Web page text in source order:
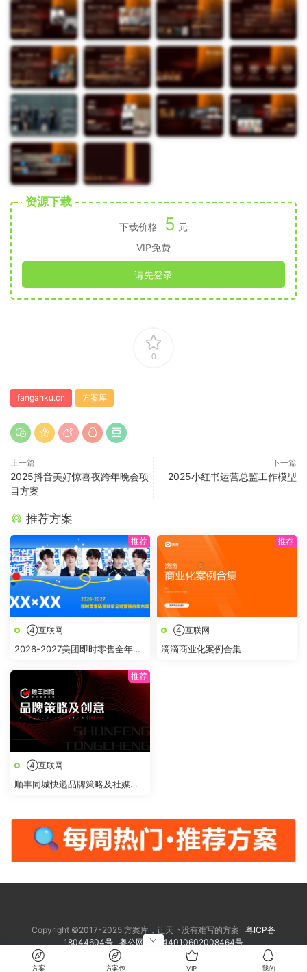
资源下载
下载价格 5 元
VIP免费
请先登录
0
fanganku.cn 方案库
上一篇
2025抖音美好惊喜夜跨年晚会项
目方案
下一篇
2025小红书运营总监工作模型
推荐方案
④互联网
2026-2027美团即时零售全年节
④互联网
滴滴商业化案例合集
④互联网
顺丰同城快递品牌策略及社媒创
Copyright ©2017-2025 方案库，让天下没有难写的方案 粤ICP备
18044604号 粤公网安备 44010602008464号
方案 方案包 VIP 我的